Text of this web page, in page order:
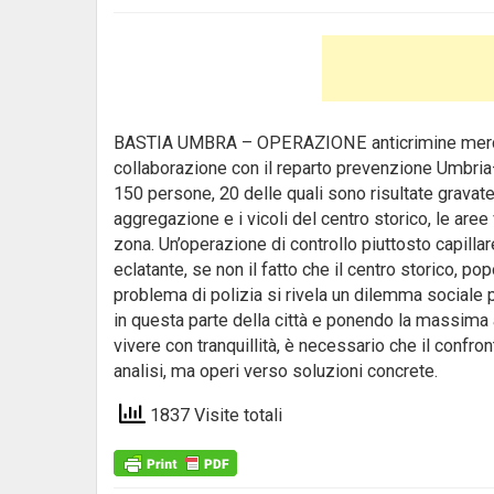
BASTIA UMBRA – OPERAZIONE anticrimine
collaborazione con il reparto prevenzione
150 persone, 20 delle quali sono risultate
aggregazione e i vicoli del centro storico, le
zona. Un’operazione di controllo piuttosto
eclatante, se non il fatto che il centro storico,
problema di polizia si rivela un dilemma sociale
in questa parte della città e ponendo la
vivere con tranquillità, è necessario che il
analisi, ma operi verso soluzioni concrete.
1837 Visite totali